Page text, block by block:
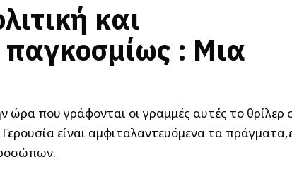
και
παγκοσμίως : Μια
που γράφονται οι γραμμές αυτές το θρίλερ
Γερουσία είναι αμφιταλαντευόμενα τα